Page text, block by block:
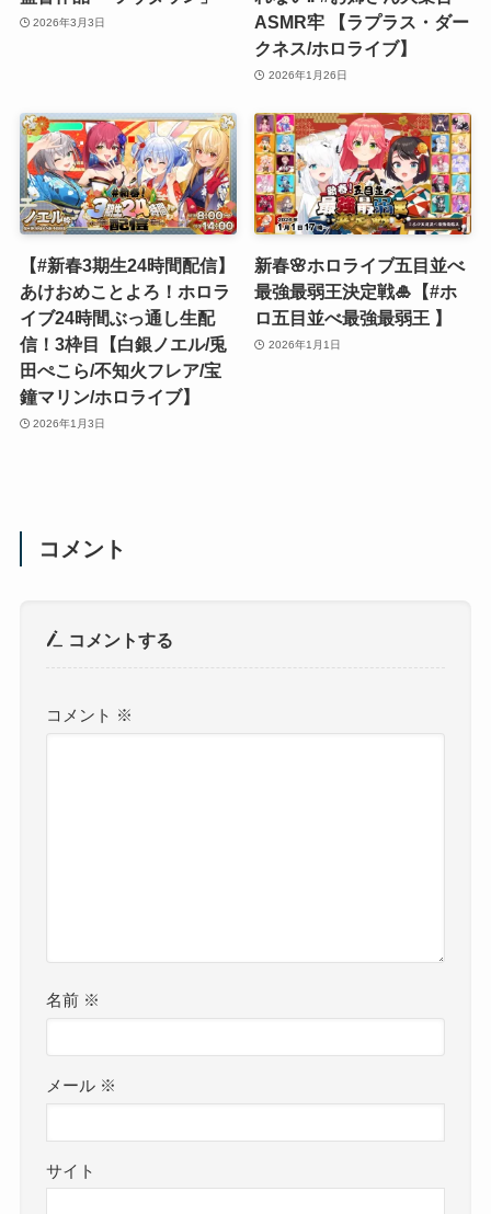
2026年3月3日
ASMR牢 【ラプラス・ダー
クネス/ホロライブ】
2026年1月26日
【#新春3期生24時間配信】
あけおめことよろ！ホロラ
イブ24時間ぶっ通し生配
信！3枠目【白銀ノエル/兎
田ぺこら/不知火フレア/宝
鐘マリン/ホロライブ】
2026年1月3日
新春🌸ホロライブ五目並べ
最強最弱王決定戦🎍【#ホ
ロ五目並べ最強最弱王 】
2026年1月1日
コメント
コメントする
コメント ※
名前 ※
メール ※
サイト